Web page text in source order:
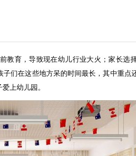
教育，导致现在幼儿行业大火；家长选
们在这些地方呆的时间最长，其中重点
上幼儿园。